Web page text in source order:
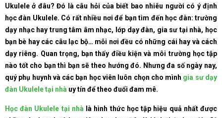
Ukulele ở đâu? Đó là câu hỏi của biết bao nhiêu người có ý định
học đàn Ukulele. Có rất nhiều nơi để bạn tìm đến học đàn: trường
dạy nhạc hay trung tâm âm nhạc, lớp dạy đàn, gia sư tại nhà, học
bạn bè hay các câu lạc bộ… mỗi nơi đều có những cái hay và cách
dạy riêng. Quan trọng, bạn thấy điều kiện và môi trường học tập
nào tốt cho bạn thì bạn sẽ theo hướng đó. Nhưng đa số ngày nay,
quý phụ huynh và các bạn học viên luôn chọn cho mình gia sư dạy
đàn Ukulele tại nhà uy tín để theo đuổi đam mê.
Học đàn Ukulele tại nhà là hình thức học tập hiệu quả nhất được